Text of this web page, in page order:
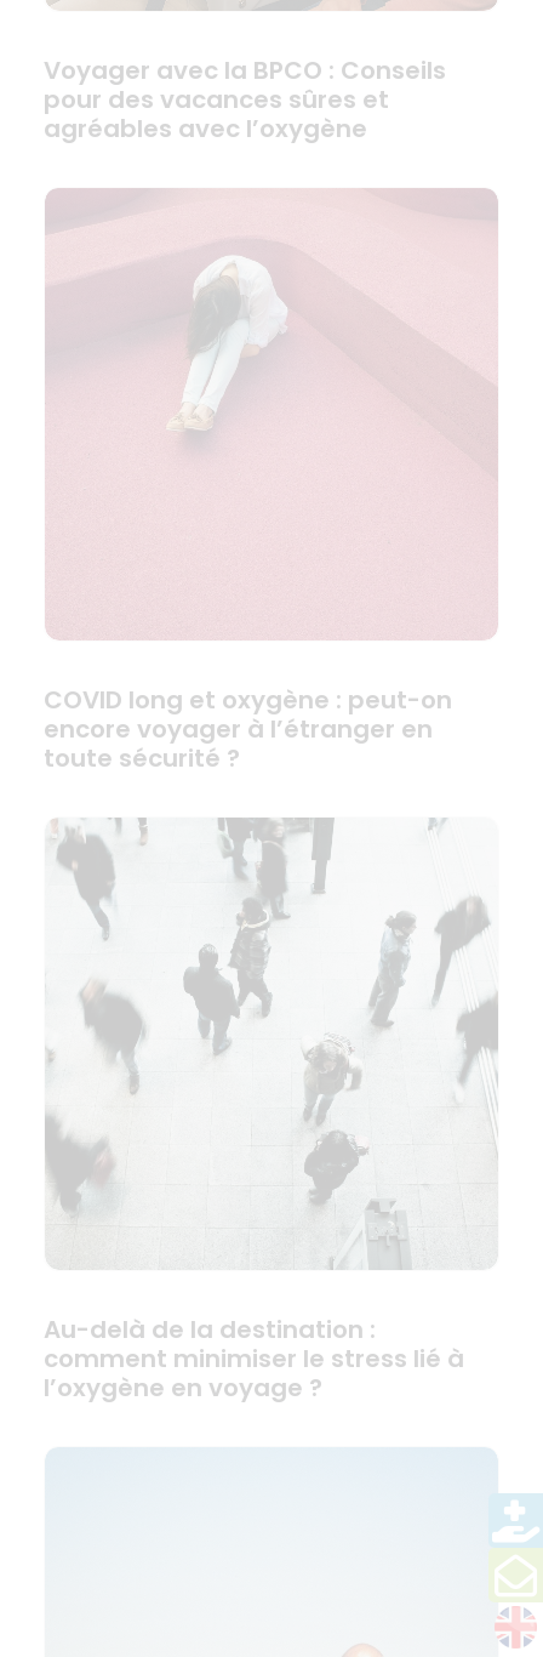
Voyager avec la BPCO : Conseils
pour des vacances sûres et
agréables avec l’oxygène
COVID long et oxygène : peut-on
encore voyager à l’étranger en
toute sécurité ?
Au-delà de la destination :
comment minimiser le stress lié à
l’oxygène en voyage ?